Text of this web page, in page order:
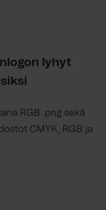
lyhyt
RGB .png sekä
CMYK, RGB ja